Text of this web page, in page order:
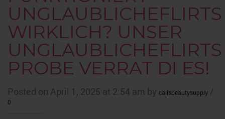
UNGLAUBLICHEFLIRTS
WIRKLICH? UNSER
UNGLAUBLICHEFLIRTS
PROBE VERRAT DI ES!
Posted on April 1, 2025 at 2:54 am by calisbeautysupply /
0